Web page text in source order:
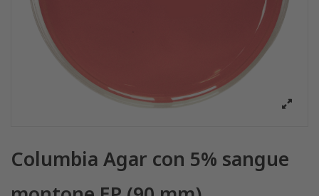
Columbia Agar con 5% sangue